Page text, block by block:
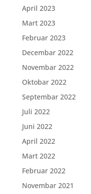
April 2023
Mart 2023
Februar 2023
Decembar 2022
Novembar 2022
Oktobar 2022
Septembar 2022
Juli 2022
Juni 2022
April 2022
Mart 2022
Februar 2022
Novembar 2021